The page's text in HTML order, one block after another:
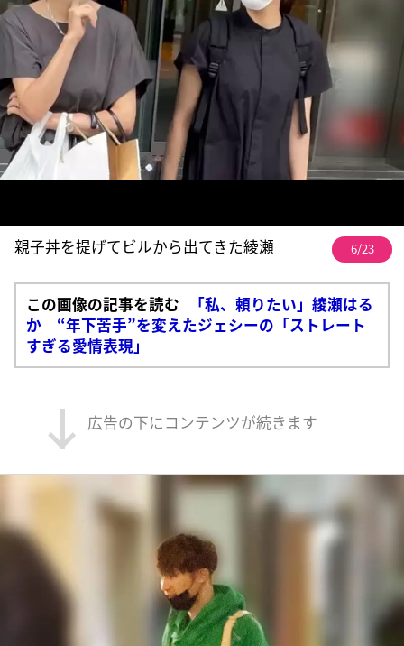
親子丼を提げてビルから出てきた綾瀬 6/23
この画像の記事を読む
「私、頼りたい」綾瀬はる
か “年下苦手”を変えたジェシーの「ストレート
すぎる愛情表現」
広告の下にコンテンツが続きます